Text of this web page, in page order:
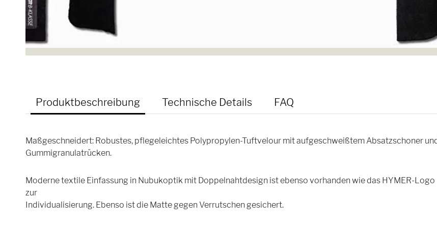
Produktbeschreibung Technische Details FAQ
Maßgeschneidert: Robustes, pflegeleichtes Polypropylen-Tuftvelour mit aufgeschweißtem Absatzschoner
Gummigranulatrücken.
Moderne textile Einfassung in Nubukoptik mit Doppelnahtdesign ist ebenso vorhanden wie das HYMER-Logo
zur
Individualisierung. Ebenso ist die Matte gegen Verrutschen gesichert.